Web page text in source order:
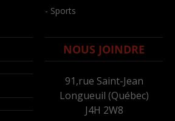
- Sports
NOUS JOINDRE
91,rue Saint-Jean
Longueuil (Québec)
J4H 2W8